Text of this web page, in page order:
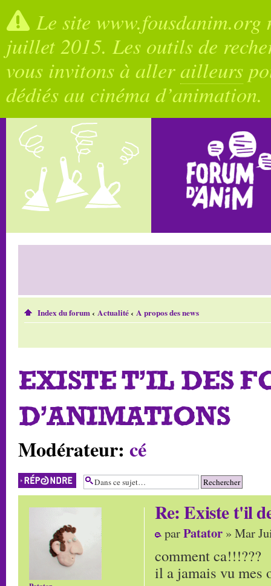
Le site
juillet 2015. Les outils de
vous invitons à allerailleurs
dédiés au cinéma d’animation.
Index du forum‹ Actualité‹ A propos des news
EXISTE T'IL DES
D'ANIMATIONS
Modérateur: cé
Répondre
Re: Existe t'il
parPatator » Mar
comment ca!!!???
il a jamais vu mes